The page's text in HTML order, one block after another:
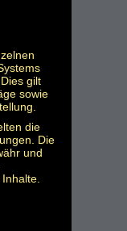
gilt
sowie
die
Die
und